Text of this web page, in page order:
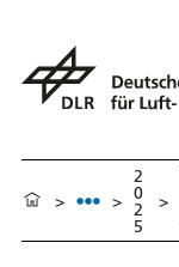
> >
2
0
2
5
>